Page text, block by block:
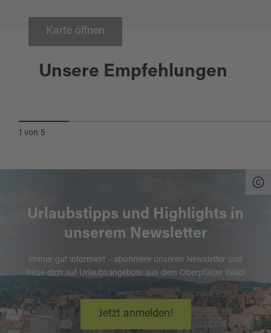
Karte öffnen
Unsere Empfehlungen
Pullenreuth
WALLENSTEIN-
1 von 5
Urlaubstipps und Highlights in
unserem Newsletter
Immer gut informiert – abonniere unseren Newsletter und
freue dich auf Urlaubsangebote aus dem Oberpfälzer Wald!
Jetzt anmelden!